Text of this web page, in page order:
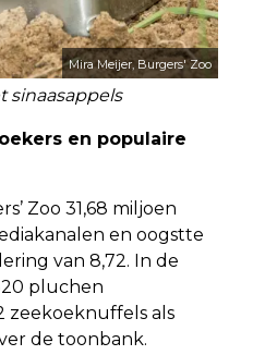
Mira Meijer, Burgers' Zoo
sinaasappels
en populaire
Zoo 31,68 miljoen
en oogstte
van 8,72. In de
pluchen
zeekoeknuffels als
de toonbank.